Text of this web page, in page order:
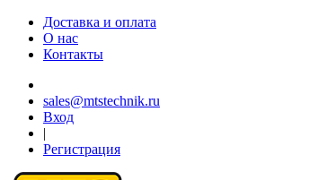
Доставка и оплата
О нас
Контакты
sales@mtstechnik.ru
Вход
|
Регистрация